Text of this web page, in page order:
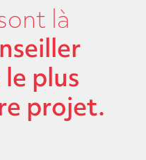
là
le plus
projet.